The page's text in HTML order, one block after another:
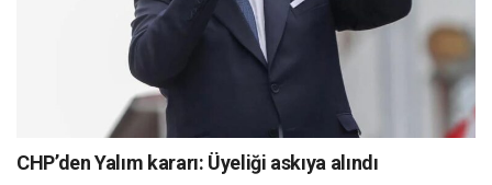
CHP’den Yalım kararı: Üyeliği askıya alındı